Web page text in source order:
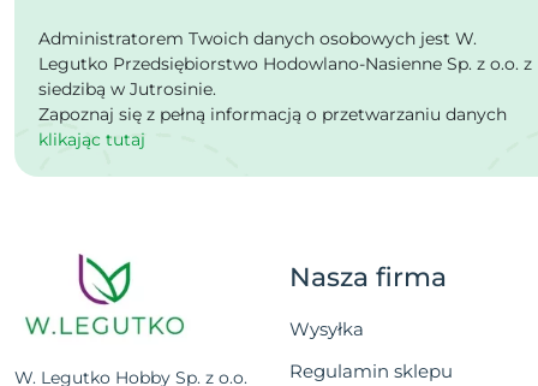
Administratorem Twoich danych osobowych jest W.
Legutko Przedsiębiorstwo Hodowlano-Nasienne Sp. z o.o. z
siedzibą w Jutrosinie.
Zapoznaj się z pełną informacją o przetwarzaniu danych
klikając tutaj
W. Legutko Hobby Sp. z o.o.
Nasza firma
Wysyłka
Regulamin sklepu